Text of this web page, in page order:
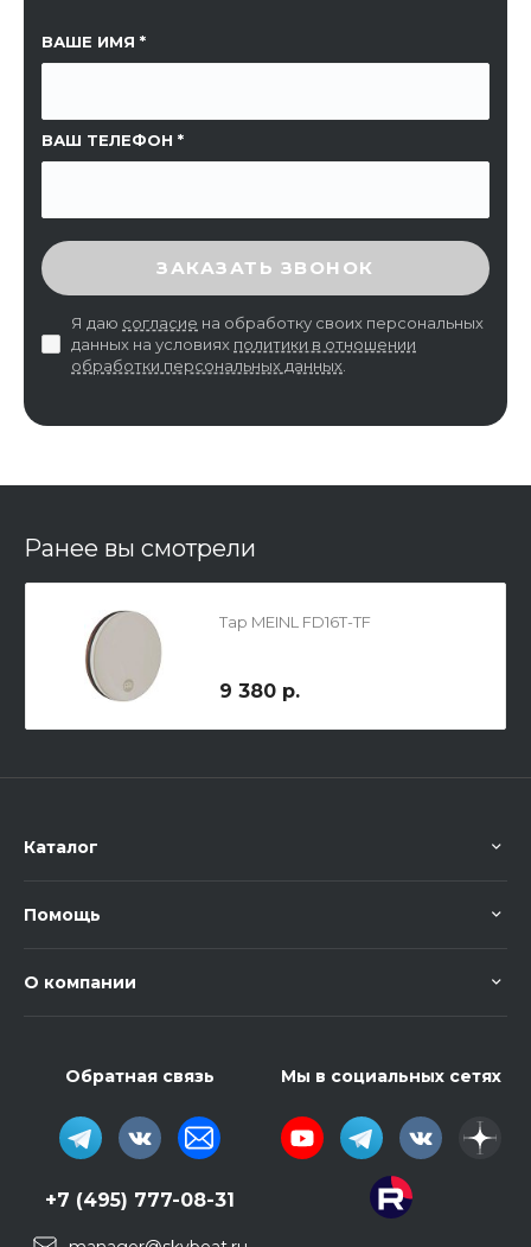
ВАШЕ ИМЯ
ВАШ ТЕЛЕФОН
ССЫЛКА НА СТРАНИЦУ
ВВЕДИТЕ ПРОВЕРОЧНЫЙ КОД
ЗАКАЗАТЬ ЗВОНОК
Я даю согласие на обработку своих персональных
данных на условиях политики в отношении
обработки персональных данных
Ранее вы смотрели
Тар MEINL FD16T-TF
9 380 р.
Каталог
Помощь
О компании
Обратная связь
+7 (495) 777-08-31
Мы в социальных сетях